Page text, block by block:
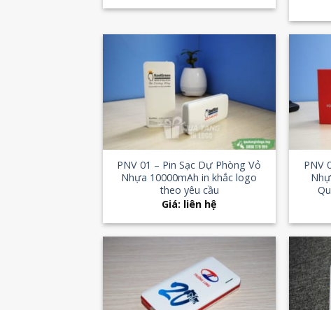
+
PNV 01 – Pin Sạc Dự Phòng Vỏ
Nhựa 10000mAh in khắc logo
theo yêu cầu
Giá: liên hệ
PNV
Add to
Wishlist